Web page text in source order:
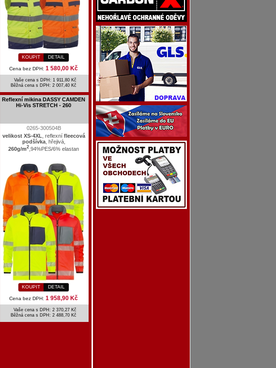
KOUPIT DETAIL
Cena bez DPH: 1 580,00 Kč
Vaše cena s DPH: 1 911,80 Kč
Běžná cena s DPH: 2 007,40 Kč
Reflexní mikina DASSY CAMDEN
Hi-Vis STRETCH - 260
0265-300504B
velikost XS-4XL , reflexní fleecová
podšívka, hřejivá,
260g/m2 ,94%PES/6% elastan
KOUPIT DETAIL
Cena bez DPH: 1 958,90 Kč
Vaše cena s DPH: 2 370,27 Kč
Běžná cena s DPH: 2 488,70 Kč